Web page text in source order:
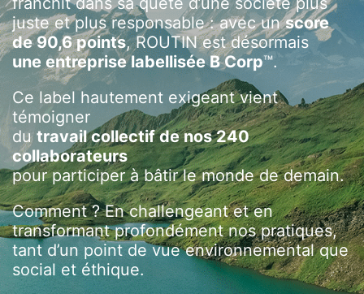
juste et plus responsable : avec unscore
de 90,6 points, ROUTIN est désormais
une entreprise labellisée B Corp™️.
Ce label hautement exigeant vient
témoigner
dutravail collectif de nos 240
collaborateurs
pour participer à bâtir le monde de demain.
Comment ? En challengeant et en
transformant profondément nos pratiques,
tant d’un point de vue environnemental que
social et éthique.